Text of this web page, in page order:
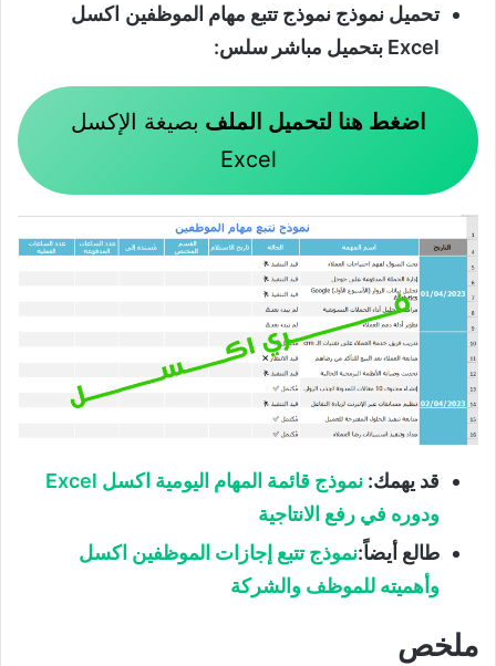
تحميل نموذج نموذج تتبع مهام الموظفين اكسل
Excel بتحميل مباشر سلس:
اضغط هنا لتحميل الملف بصيغة الإكسل
Excel
قد يهمك:
نموذج قائمة المهام اليومية اكسل Excel
ودوره في رفع الانتاجية
طالع أيضاً:نموذج تتبع إجازات الموظفين اكسل
وأهميته للموظف والشركة
ملخص